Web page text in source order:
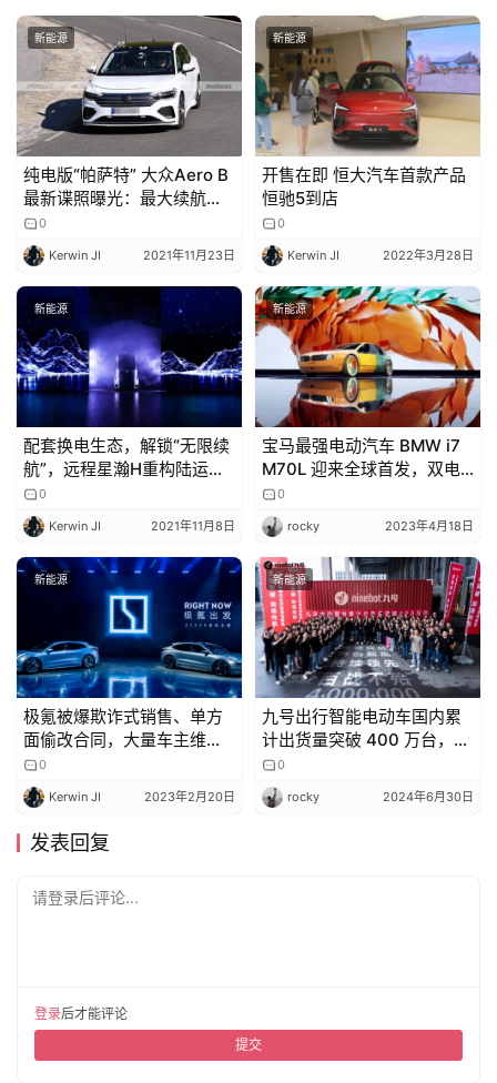
栏
吉
开
T
a
l
新能源
纯电版“帕萨特” 大众Aero B
最新谍照曝光：最大续航超
700公里
0
Kerwin JI 2021年11月23日
新能源
开售在即 恒大汽车首款产品
恒驰5到店
0
Kerwin JI 2022年3月28日
新能源
配套换电生态，解锁“无限续
航”，远程星瀚H重构陆运生
产力
0
Kerwin JI 2021年11月8日
新能源
宝马最强电动汽车 BMW i7
M70L 迎来全球首发，双电
机版本 1100 牛・米、660
马力
0
rocky 2023年4月18日
新能源
极氪被爆欺诈式销售、单方
面偷改合同，大量车主维权
退车
0
Kerwin JI 2023年2月20日
新能源
九号出行智能电动车国内累
计出货量突破 400 万台，门
店覆盖全国超 1000 个市县
0
rocky 2024年6月30日
发表回复
请登录后评论...
登录后才能评论
提交